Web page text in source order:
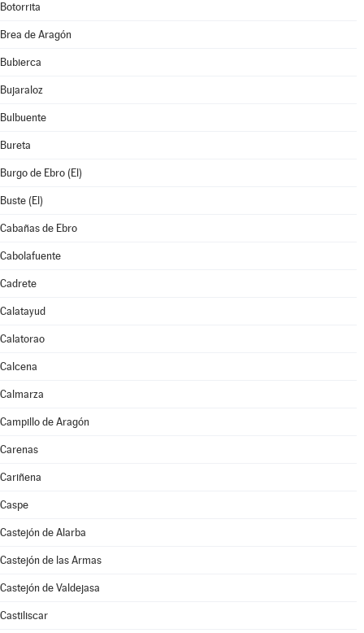
Botorrita
Brea de Aragón
Bubierca
Bujaraloz
Bulbuente
Bureta
Burgo de Ebro (El)
Buste (El)
Cabañas de Ebro
Cabolafuente
Cadrete
Calatayud
Calatorao
Calcena
Calmarza
Campillo de Aragón
Carenas
Cariñena
Caspe
Castejón de Alarba
Castejón de las Armas
Castejón de Valdejasa
Castiliscar